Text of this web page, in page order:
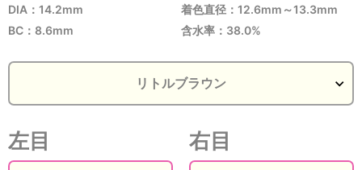
DIA：14.2mm
着色直径：12.6mm～13.3mm
BC：8.6mm
含水率：38.0%
左目 右目